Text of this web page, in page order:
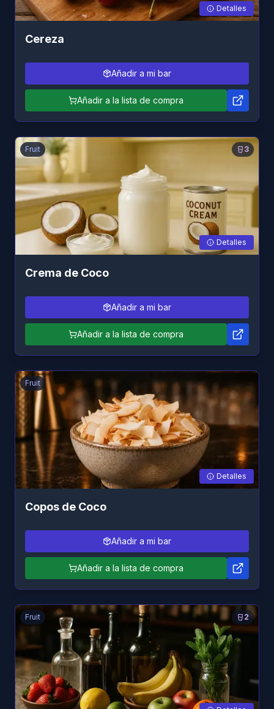
Detalles
Cereza
Añadir a mi bar
Añadir a la lista de compra
3
Fruit
Detalles
Crema de Coco
Añadir a mi bar
Añadir a la lista de compra
Fruit
Detalles
Copos de Coco
Añadir a mi bar
Añadir a la lista de compra
2
Fruit